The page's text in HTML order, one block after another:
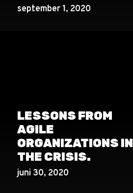
september 1, 2020
LESSONS FROM
AGILE
ORGANIZATIONS IN
THE CRISIS.
juni 30, 2020